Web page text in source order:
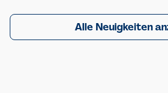
Alle Neuigkeiten